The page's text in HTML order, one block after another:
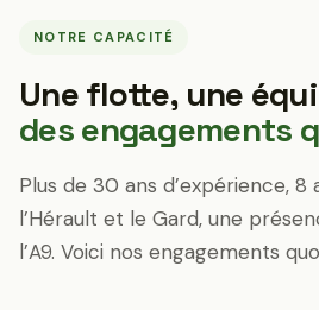
NOTRE CAPACITÉ
Une flotte, une
des engagements
Plus de 30 ans d’expérience, 8
l’Hérault et le Gard, une
l’A9. Voici nos engagements